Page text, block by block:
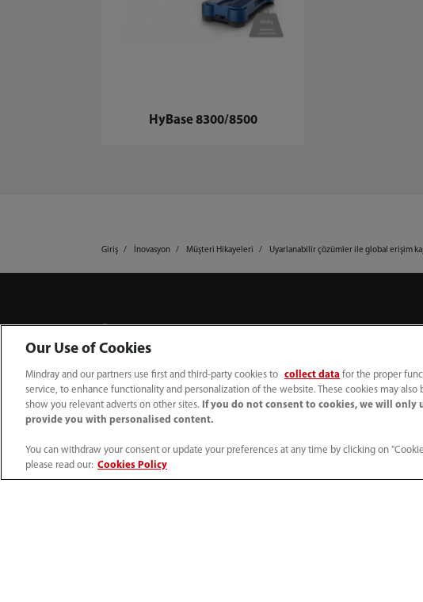
HyBase 8300/8500
Giriş İnovasyon Müşteri Hikayeleri Uyarlanabilir çözümler ile global erişim
Ultrason
AED
Defibrilasyon Sistemi
Anestezi
Acil Bakım
Perioperatif Bakım
Medikal Görüntüleme
Our Use of Cookies
Mindray and our partners use first and third-party cookies to collect data for the proper
service, to enhance functionality and personalization of the website. These cookies may
show you relevant adverts on other sites.
If you do not consent to cookies, we will only
provide you with personalised content.
You can withdraw your consent or update your preferences at any time by clicking on
please read our: Cookies Policy